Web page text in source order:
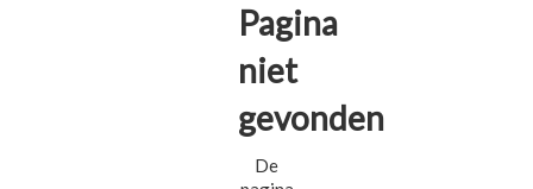
Pagina
niet
gevonden
De